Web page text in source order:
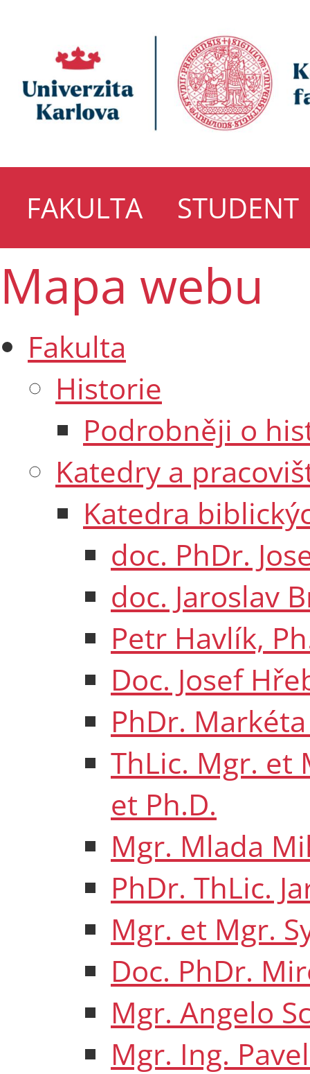
FAKULTA STUDENT
Mapa webu
Fakulta
Historie
Podrobněji o
Katedry a
Katedra
doc. PhDr.
doc. Jaroslav
Petr Havlík,
Doc. Josef
PhDr.
ThLic. Mgr. et
et Ph.D.
Mgr. Mlada
PhDr. ThLic.
Mgr. et Mgr.
Doc. PhDr.
Mgr. Angelo
Mgr. Ing.